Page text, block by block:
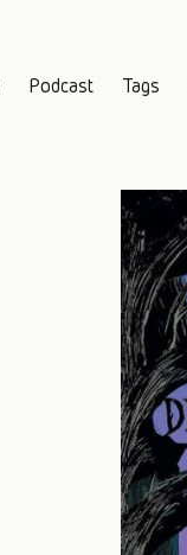
Podcast Tags